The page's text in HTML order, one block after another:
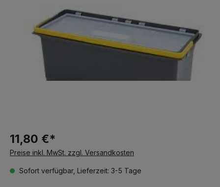
11,80 €*
Preise inkl. MwSt. zzgl. Versandkosten
Sofort verfügbar, Lieferzeit: 3-5 Tage